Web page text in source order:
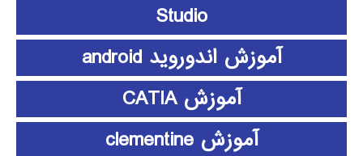
Studio
آموزش اندوروید android
آموزش CATIA
آموزش clementine